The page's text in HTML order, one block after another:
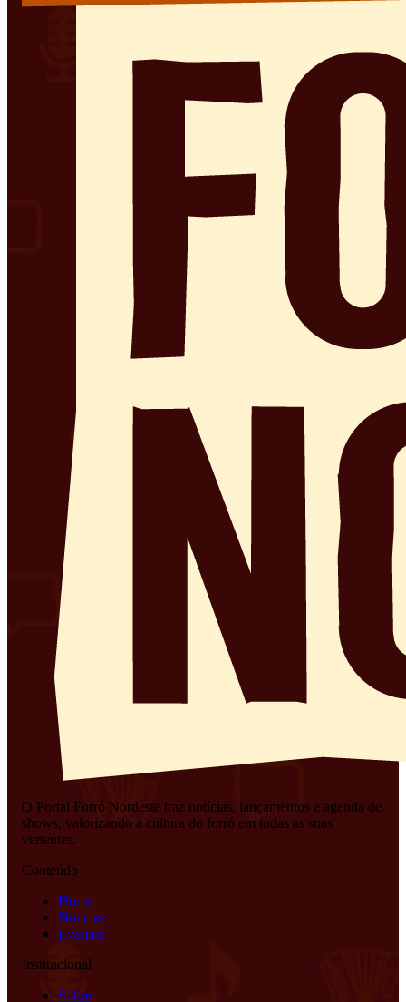
O Portal Forró Nordeste traz notícias, lançamentos e agenda de
shows, valorizando a cultura do forró em todas as suas
vertentes.
Conteúdo
Home
Notícias
Eventos
Institucional
Sobre